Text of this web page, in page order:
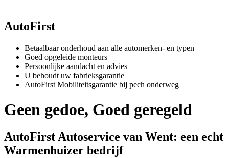
AutoFirst
Betaalbaar onderhoud aan alle automerken- en typen
Goed opgeleide monteurs
Persoonlijke aandacht en advies
U behoudt uw fabrieksgarantie
AutoFirst Mobiliteitsgarantie bij pech onderweg
Geen gedoe, Goed geregeld
AutoFirst Autoservice van Went: een echt
Warmenhuizer bedrijf